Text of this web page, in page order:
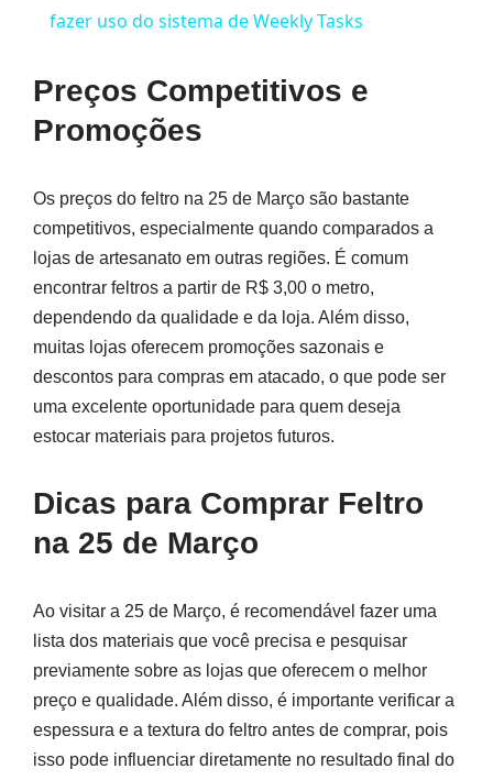
fazer uso do sistema de Weekly Tasks
Preços Competitivos e
Promoções
Os preços do feltro na 25 de Março são bastante
competitivos, especialmente quando comparados a
lojas de artesanato em outras regiões. É comum
encontrar feltros a partir de R$ 3,00 o metro,
dependendo da qualidade e da loja. Além disso,
muitas lojas oferecem promoções sazonais e
descontos para compras em atacado, o que pode ser
uma excelente oportunidade para quem deseja
estocar materiais para projetos futuros.
Dicas para Comprar Feltro
na 25 de Março
Ao visitar a 25 de Março, é recomendável fazer uma
lista dos materiais que você precisa e pesquisar
previamente sobre as lojas que oferecem o melhor
preço e qualidade. Além disso, é importante verificar a
espessura e a textura do feltro antes de comprar, pois
isso pode influenciar diretamente no resultado final do